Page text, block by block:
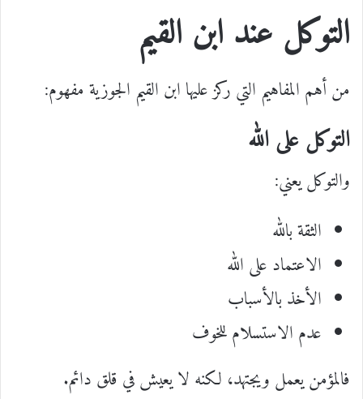
التوكل عند ابن القيم
من أهم المفاهيم التي ركز عليها ابن القيم الجوزية مفهوم:
التوكل على الله
والتوكل يعني:
الثقة بالله
الاعتماد على الله
الأخذ بالأسباب
عدم الاستسلام للخوف
فالمؤمن يعمل ويجتهد، لكنه لا يعيش في قلق دائم.